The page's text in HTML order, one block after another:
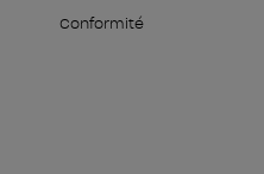
Conformité